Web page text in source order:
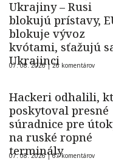
Ukrajiny – Rusi
blokujú prístavy,
blokuje vývoz
kvótami, sťažujú
Ukrajinci
07. 08. 2026 |26 komentárov
Hackeri odhalili,
poskytoval presné
súradnice pre
na ruské ropné
terminály
07. 08. 2026 |67 komentárov